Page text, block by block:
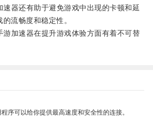
器还有助于避免游戏中出现的卡顿和延
流畅度和稳定性。
加速器在提升游戏体验方面有着不可替
序可以给你提供最高速度和安全性的连接。